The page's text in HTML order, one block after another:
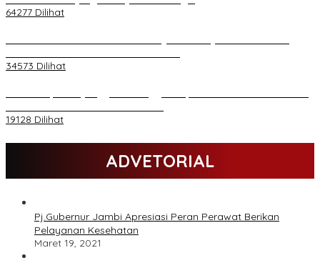
64277 Dilihat
34573 Dilihat
19128 Dilihat
ADVETORIAL
Pj.Gubernur Jambi Apresiasi Peran Perawat Berikan
Pelayanan Kesehatan
Maret 19, 2021